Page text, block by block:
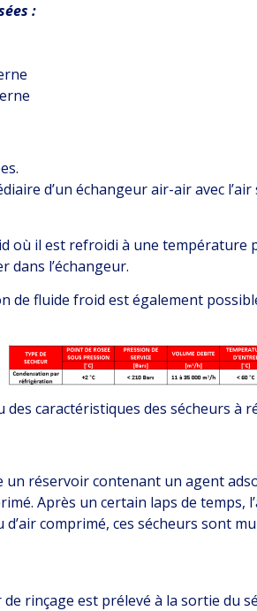
:
d’un échangeur air-air avec
où il est refroidi à une
dans l’échangeur.
de fluide froid est également
des caractéristiques des sécheurs à
réservoir contenant un agent
Après un certain laps de
comprimé, ces sécheurs sont
rinçage est prélevé à la sortie du